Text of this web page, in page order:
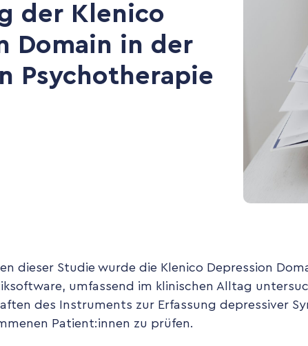
der Klenico
Domain in der
Psychotherapie
dieser Studie wurde die Klenico Depression
umfassend im klinischen Alltag
des Instruments zur Erfassung depressiver
Patient:innen zu prüfen.